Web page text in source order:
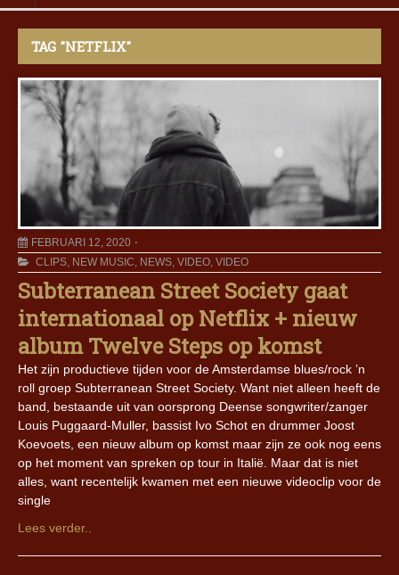
TAG "NETFLIX"
FEBRUARI 12, 2020
CLIPS, NEW MUSIC, NEWS, VIDEO, VIDEO
Subterranean Street Society gaat
internationaal op Netflix + nieuw
album Twelve Steps op komst
Het zijn productieve tijden voor de Amsterdamse blues/rock ’n
roll groep Subterranean Street Society. Want niet alleen heeft de
band, bestaande uit van oorsprong Deense songwriter/zanger
Louis Puggaard-Muller, bassist Ivo Schot en drummer Joost
Koevoets, een nieuw album op komst maar zijn ze ook nog eens
op het moment van spreken op tour in Italië. Maar dat is niet
alles, want recentelijk kwamen met een nieuwe videoclip voor de
single
Lees verder..